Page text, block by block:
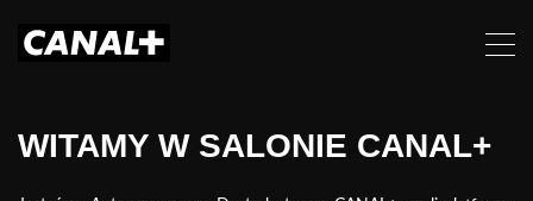
WITAMY W SALONIE CANAL+